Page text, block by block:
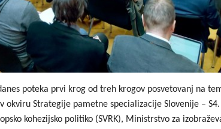
poteka prvi krog od treh krogov posvetovanj na
Strategije pametne specializacije Slovenije –
kohezijsko politiko (SVRK), Ministrstvo za